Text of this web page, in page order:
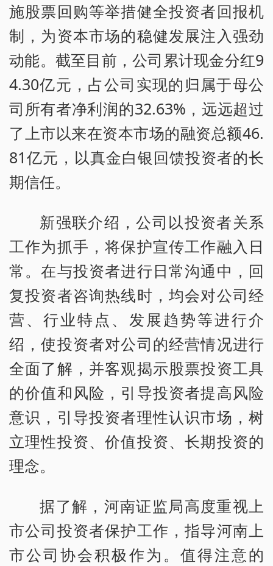
施股票回购等举措健全投资者回报机
制，为资本市场的稳健发展注入强劲
动能。截至目前，公司累计现金分红9
4.30亿元，占公司实现的归属于母公
司所有者净利润的32.63%，远远超过
了上市以来在资本市场的融资总额46.
81亿元，以真金白银回馈投资者的长
期信任。
新强联介绍，公司以投资者关系
工作为抓手，将保护宣传工作融入日
常。在与投资者进行日常沟通中，回
复投资者咨询热线时，均会对公司经
营、行业特点、发展趋势等进行介
绍，使投资者对公司的经营情况进行
全面了解，并客观揭示股票投资工具
的价值和风险，引导投资者提高风险
意识，引导投资者理性认识市场，树
立理性投资、价值投资、长期投资的
理念。
据了解，河南证监局高度重视上
市公司投资者保护工作，指导河南上
市公司协会积极作为。值得注意的